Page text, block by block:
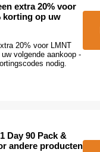
extra 20% voor
korting op uw
20% voor LMNT
volgende aankoop -
nodig.
Day 90 Pack &
andere producten